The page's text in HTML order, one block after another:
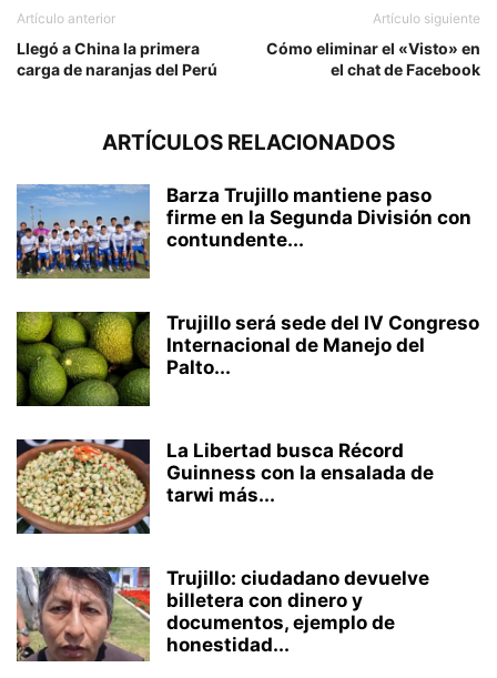
Artículo anterior
Llegó a China la primera
carga de naranjas del Perú
Artículo siguiente
Cómo eliminar el «Visto» en
el chat de Facebook
ARTÍCULOS RELACIONADOS
Barza Trujillo mantiene paso
firme en la Segunda División con
contundente...
Trujillo será sede del IV Congreso
Internacional de Manejo del
Palto...
La Libertad busca Récord
Guinness con la ensalada de
tarwi más...
Trujillo: ciudadano devuelve
billetera con dinero y
documentos, ejemplo de
honestidad...